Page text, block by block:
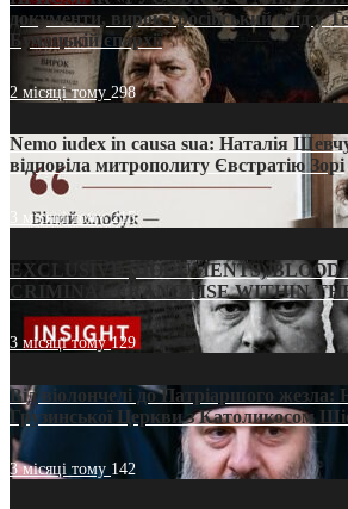
документи, вирок і російський слід у
Бучацькій єпархії
2 місяці тому 298
Nemo iudex in causa sua: Наталія
відповіла митрополиту Євстратію Зорі
3 місяці тому215
EXCLUSIVE (DOCUMENTS)/BLOOD
CRIMINAL FRANCHISE WITHIN
3 місяці тому129
Від віолончелі до Патріаршого
Грузинської Церкви з Католикосом
3 місяці тому 142